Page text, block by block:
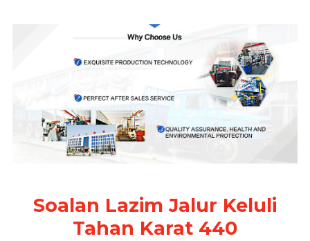
Soalan Lazim Jalur Keluli
Tahan Karat 440